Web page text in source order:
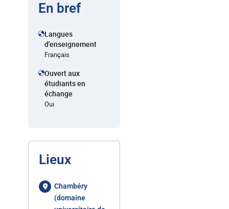
En bref
Langues
d'enseignement
Français
Ouvert aux
étudiants en
échange
Oui
Lieux
Chambéry
(domaine